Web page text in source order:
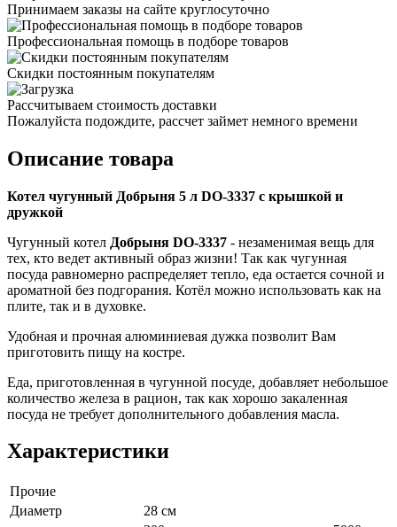
Принимаем заказы на сайте круглосуточно
Профессиональная помощь в подборе товаров
Скидки постоянным покупателям
Рассчитываем стоимость доставки
Пожалуйста подождите, рассчет займет немного времени
Описание товара
Котел чугунный Добрыня 5 л DO-3337 с крышкой и
дружкой
Чугунный котел Добрыня DO-3337 - незаменимая вещь для
тех, кто ведет активный образ жизни! Так как чугунная
посуда равномерно распределяет тепло, еда остается сочной и
ароматной без подгорания. Котёл можно использовать как на
плите, так и в духовке.
Удобная и прочная алюминиевая дужка позволит Вам
приготовить пищу на костре.
Еда, приготовленная в чугунной посуде, добавляет небольшое
количество железа в рацион, так как хорошо закаленная
посуда не требует дополнительного добавления масла.
Характеристики
Прочие
Диаметр
28 см